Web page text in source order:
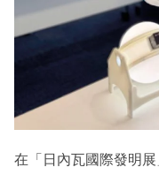
在「日內瓦國際發明